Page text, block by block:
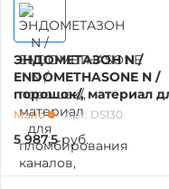
ИНСТРУМЕНТОВ
ОБРАБОТКА
ПОВЕРХНОСТЕЙ,
ОБРАБОТКА
ИНСТРУМЕНТА,
ЭНДОМЕТАЗОН N /
ENDOMETHASONE N /
порошок/, материал
пломбирования
14 гр., Septodont,
Франция
Мало Арт: DS130
5 987,5руб.